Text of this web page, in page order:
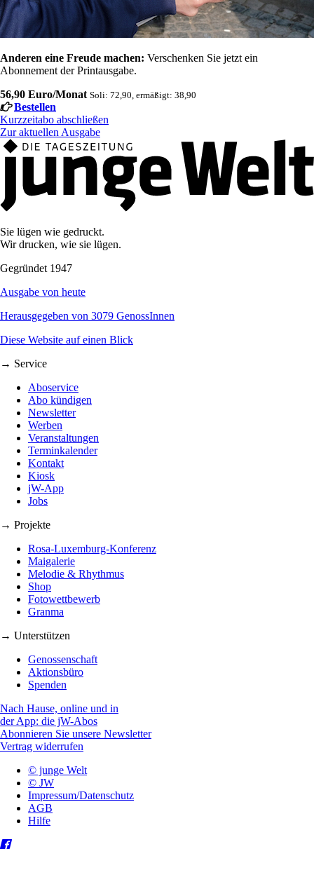
Anderen eine Freude machen: Verschenken Sie jetzt ein
Abonnement der Printausgabe.
56,90 Euro/Monat Soli: 72,90, ermäßigt: 38,90
Bestellen
Kurzzeitabo abschließen
Zur aktuellen Ausgabe
Sie lügen wie gedruckt.
Wir drucken, wie sie lügen.
Gegründet 1947
Ausgabe von heute
Herausgegeben von 3079 GenossInnen
Diese Website auf einen Blick
→ Service
Aboservice
Abo kündigen
Newsletter
Werben
Veranstaltungen
Terminkalender
Kontakt
Kiosk
jW-App
Jobs
→ Projekte
Rosa-Luxemburg-Konferenz
Maigalerie
Melodie & Rhythmus
Shop
Fotowettbewerb
Granma
→ Unterstützen
Genossenschaft
Aktionsbüro
Spenden
Nach Hause, online und in
der App: die jW-Abos
Abonnieren Sie unsere Newsletter
Vertrag widerrufen
© junge Welt
© JW
Impressum/Datenschutz
AGB
Hilfe